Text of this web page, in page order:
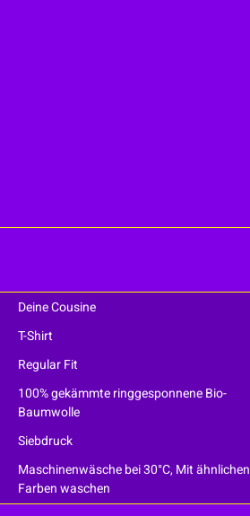
Deine Cousine
T-Shirt
Regular Fit
100% gekämmte ringgesponnene Bio-
Baumwolle
Siebdruck
Maschinenwäsche bei 30°C, Mit ähnlichen
Farben waschen